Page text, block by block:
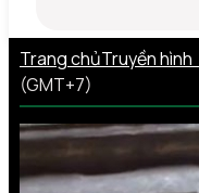
Trang chủTruyền hình
(GMT+7)